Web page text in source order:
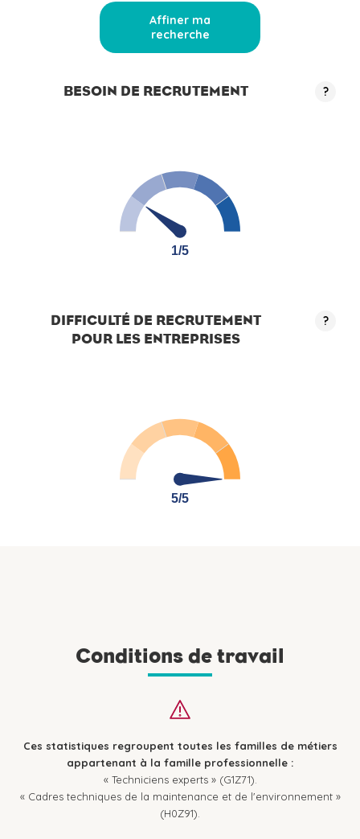
Affiner ma
recherche
BESOIN DE RECRUTEMENT ?
1/5
1/5
DIFFICULTÉ DE RECRUTEMENT
POUR LES ENTREPRISES
?
5/5
5/5
Conditions de travail
Ces statistiques regroupent toutes les familles de métiers
appartenant à la famille professionnelle :
« Techniciens experts » (G1Z71).
« Cadres techniques de la maintenance et de l'environnement »
(H0Z91).